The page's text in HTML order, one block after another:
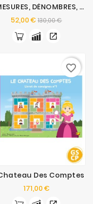
DÉMESURES, DÉNOMBRES, DÉCIMAUX
52,00 €Prix
base
130,00 €Prix
Des Comptes
171,00 €Prix
favorite_border